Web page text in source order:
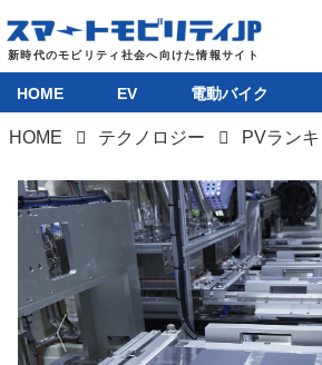
EV
電動バイク
電動キックボード
HOME EV 電動バイク
HOME テクノロジー